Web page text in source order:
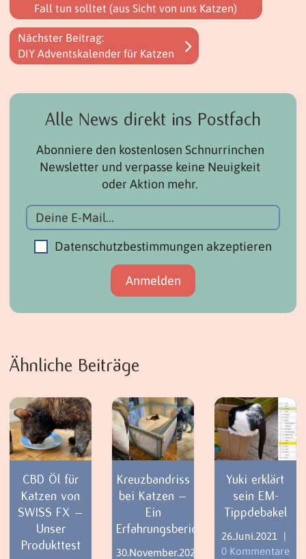
Fall tun solltet (aus Sicht von uns Katzen)
Nächster Beitrag:
DIY Adventskalender für Katzen
Alle News direkt ins Postfach
Abonniere den kostenlosen Schnurrinchen
Newsletter und verpasse keine Neuigkeit
oder Aktion mehr.
Datenschutzbestimmungen akzeptieren
Ähnliche Beiträge
CBD Öl für
Katzen von
SWISS FX –
Unser
Produkttest
Kreuzbandriss
bei Katzen –
Ein
Erfahrungsbericht
30.November.2021
Yuki erklärt
sein EM-
Tippdebakel
26.Juni.2021
0 Kommentare